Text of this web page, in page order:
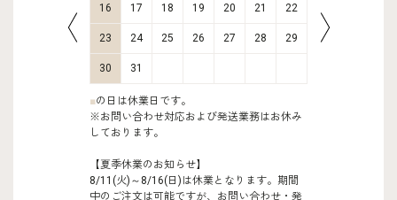
16 17 18 19 20 21 22
23 24 25 26 27 28 29
30 31
■の日は休業日です。
※お問い合わせ対応および発送業務はお休み
しております。
【夏季休業のお知らせ】
8/11(火)～8/16(日)は休業となります。期間
中のご注文は可能ですが、お問い合わせ・発